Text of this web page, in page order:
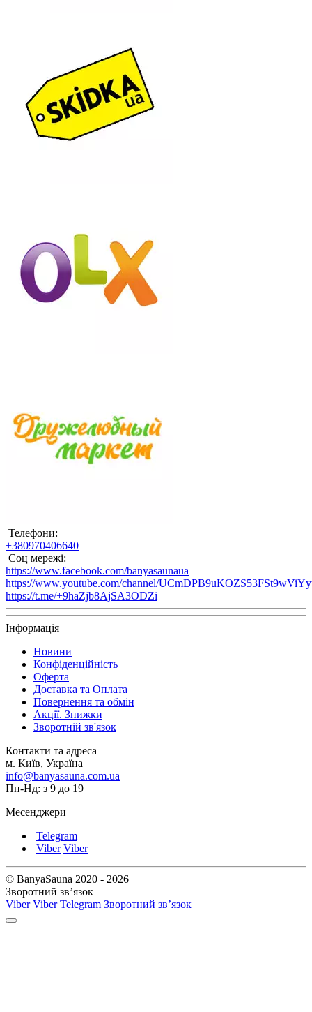
Телефони:
+380970406640
Соц мережі:
https://www.facebook.com/banyasaunaua
https://www.youtube.com/channel/
https://t.me/+9haZjb8AjSA3ODZi
Інформація
Новини
Конфіденційність
Оферта
Доставка та Оплата
Повернення та обмін
Акції. Знижки
Зворотній зв'язок
Контакти та адреса
м. Київ, Україна
info@banyasauna.com.ua
Пн-Нд: з 9 до 19
Месенджери
Telegram
Viber Viber
© BanyaSauna 2020 - 2026
Зворотний зв’язок
Viber Viber Telegram Зворотний зв’язок